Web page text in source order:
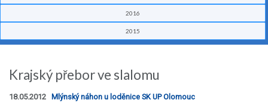
2016
2015
Krajský přebor ve slalomu
18.05.2012
Mlýnský náhon u loděnice SK UP Olomouc